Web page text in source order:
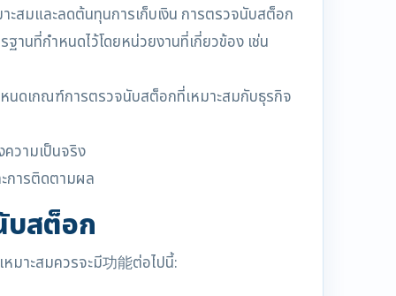
สมและลดต้นทุนการเก็บเงิน การตรวจนับสต็อก
านที่กำหนดไว้โดยหน่วยงานที่เกี่ยวข้อง เช่น
ดเกณฑ์การตรวจนับสต็อกที่เหมาะสมกับธุรกิจ
วามเป็นจริง
การติดตามผล
บสต็อก
มาะสมควรจะมี功能ต่อไปนี้: